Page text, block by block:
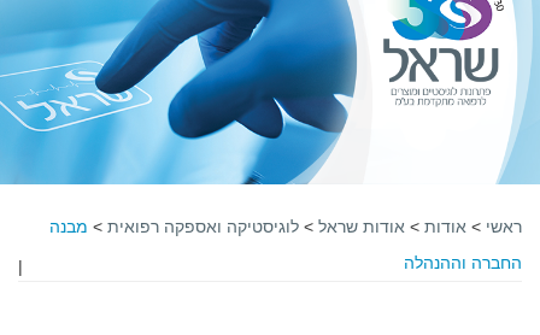
ראשי > אודות > אודות שראל > לוגיסטיקה ואספקה רפואית > מבנה
החברה וההנהלה
|